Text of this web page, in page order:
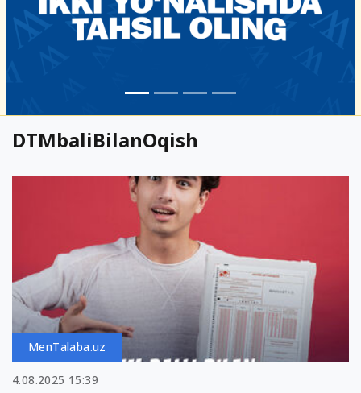
DTMbaliBilanOqish
MenTalaba.uz
4.08.2025 15:39